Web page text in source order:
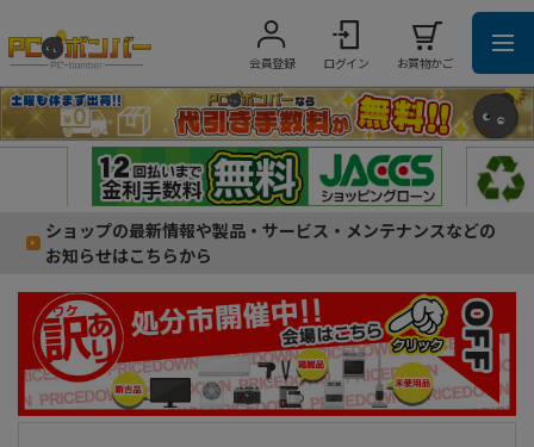
会員登録 ログイン お買物かご
ショップの最新情報や製品・サービス・メンテナンスなどの
お知らせはこちらから